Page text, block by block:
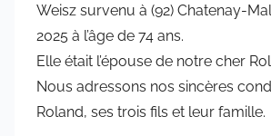
a
d
m
i
n
Weisz survenu à (92) Chatenay-
2025 à l’âge de 74 ans.
Elle était l’épouse de notre cher
Nous adressons nos sincères
Roland, ses trois fils et leur famille.